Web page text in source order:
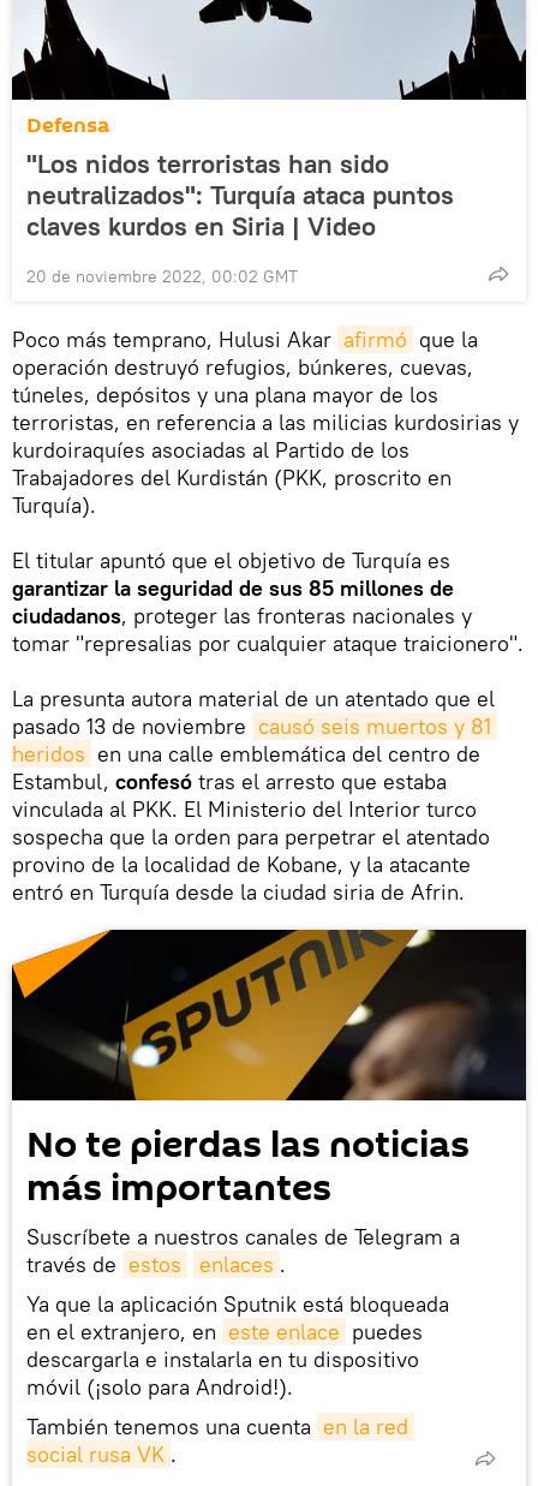
Defensa
"Los nidos terroristas han sido
neutralizados": Turquía ataca puntos
claves kurdos en Siria | Video
20 de noviembre 2022, 00:02 GMT
Poco más temprano, Hulusi Akar afirmó que la
operación destruyó refugios, búnkeres, cuevas,
túneles, depósitos y una plana mayor de los
terroristas, en referencia a las milicias kurdosirias y
kurdoiraquíes asociadas al Partido de los
Trabajadores del Kurdistán (PKK, proscrito en
Turquía).
El titular apuntó que el objetivo de Turquía es
garantizar la seguridad de sus 85 millones de
ciudadanos, proteger las fronteras nacionales y
tomar "represalias por cualquier ataque traicionero".
La presunta autora material de un atentado que el
pasado 13 de noviembre causó seis muertos y 81
heridos en una calle emblemática del centro de
Estambul, confesó tras el arresto que estaba
vinculada al PKK. El Ministerio del Interior turco
sospecha que la orden para perpetrar el atentado
provino de la localidad de Kobane, y la atacante
entró en Turquía desde la ciudad siria de Afrin.
No te pierdas las noticias
más importantes
Suscríbete a nuestros canales de Telegram a
través de estos enlaces .
Ya que la aplicación Sputnik está bloqueada
en el extranjero, en este enlace puedes
descargarla e instalarla en tu dispositivo
móvil (¡solo para Android!).
También tenemos una cuenta en la red
social rusa VK .